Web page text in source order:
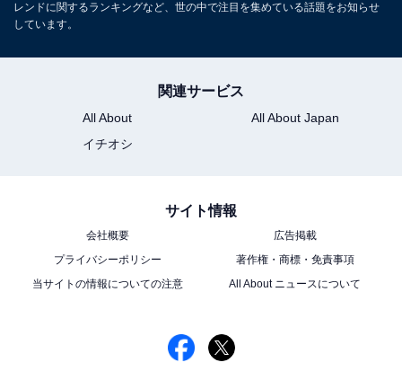
レンドに関するランキングなど、世の中で注目を集めている話題をお知らせ
しています。
関連サービス
All About
All About Japan
イチオシ
サイト情報
会社概要
広告掲載
プライバシーポリシー
著作権・商標・免責事項
当サイトの情報についての注意
All About ニュースについて